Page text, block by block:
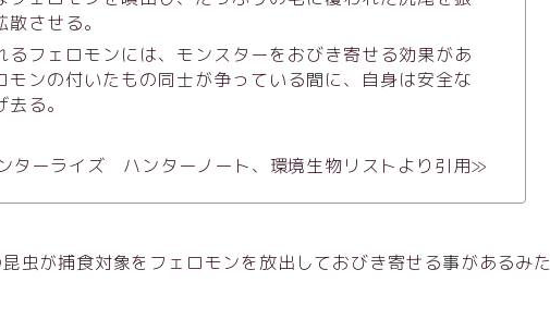
させる。
るフェロモンには、モンスターをおびき寄せる効果があ
モンの付いたもの同士が争っている間に、自身は安全な
る。
ターライズ ハンターノート、環境生物リストより引用≫
虫が捕食対象をフェロモンを放出しておびき寄せる事があるみた